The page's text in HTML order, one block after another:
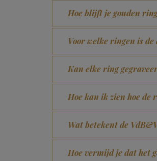
Hoe blijft je gouden
Voor welke ringen is de
Kan elke ring
Hoe kan ik zien hoe
Wat betekent de
Hoe vermijd je dat het